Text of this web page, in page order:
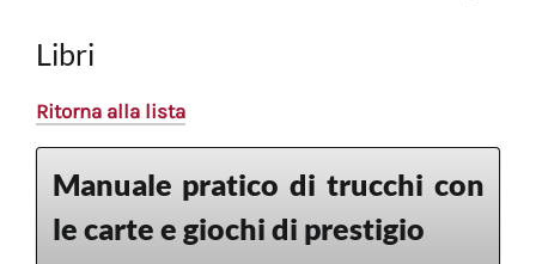
Libri
Ritorna alla lista
Manuale pratico di trucchi con
le carte e giochi di prestigio